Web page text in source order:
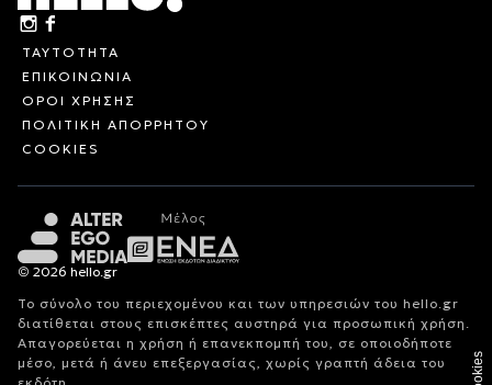
ΤΑΥΤΟΤΗΤΑ
ΕΠΙΚΟΙΝΩΝΙΑ
ΟΡΟΙ ΧΡΗΣΗΣ
ΠΟΛΙΤΙΚΗ ΑΠΟΡΡΗΤΟΥ
COOKIES
© 2026 hello.gr
Το σύνολο του περιεχομένου και των υπηρεσιών του hello.gr
διατίθεται στους επισκέπτες αυστηρά για προσωπική χρήση.
Απαγορεύεται η χρήση ή επανεκπομπή του, σε οποιοδήποτε
μέσο, μετά ή άνευ επεξεργασίας, χωρίς γραπτή άδεια του